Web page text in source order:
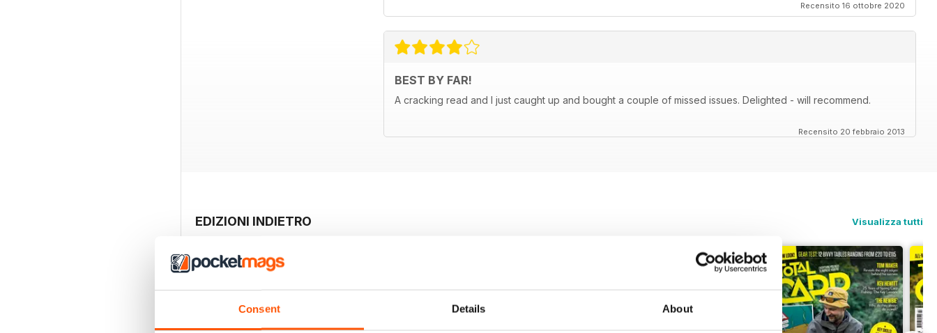
Consent Details About
Recensito 16 ottobre 2020
BEST BY FAR!
A cracking read and I just caught up and bought a couple of missed issues. Delighted - will recommend.
Recensito 20 febbraio 2013
EDIZIONI INDIETRO Visualizza tutti